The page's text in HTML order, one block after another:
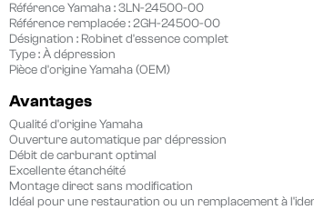
Référence Yamaha :3LN-24500-00
Référence remplacée :2GH-24500-00
Désignation : Robinet d'essence complet
Type :À dépression
Pièce d'origine Yamaha (OEM)
Avantages
Qualité d'origine Yamaha
Ouverture automatique par dépression
Débit de carburant optimal
Excellente étanchéité
Montage direct sans modification
Idéal pour une restauration ou un remplacement à